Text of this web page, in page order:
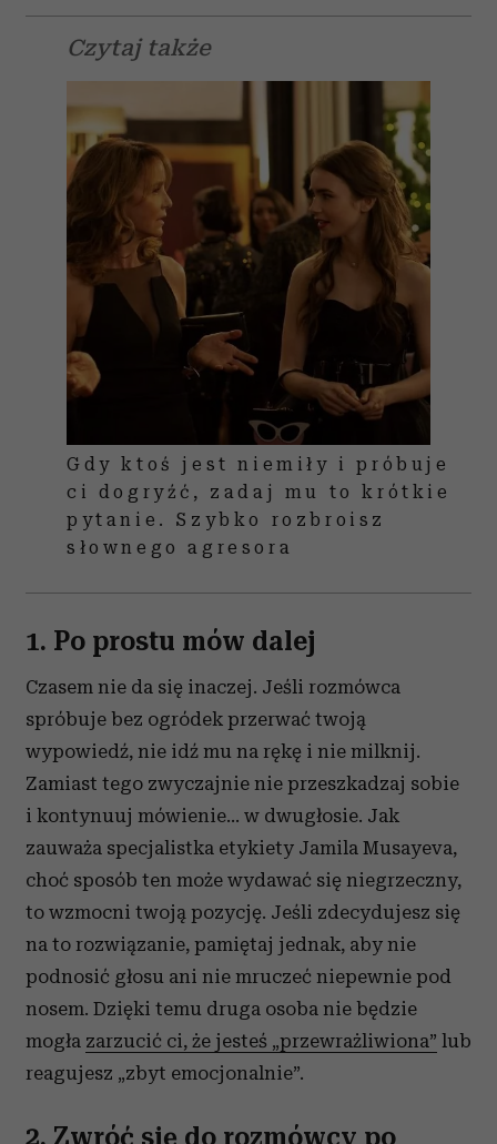
Czytaj także
Gdy ktoś jest niemiły i próbuje
ci dogryźć, zadaj mu to krótkie
pytanie. Szybko rozbroisz
słownego agresora
1. Po prostu mów dalej
Czasem nie da się inaczej. Jeśli rozmówca
spróbuje bez ogródek przerwać twoją
wypowiedź, nie idź mu na rękę i nie milknij.
Zamiast tego zwyczajnie nie przeszkadzaj sobie
i kontynuuj mówienie… w dwugłosie. Jak
zauważa specjalistka etykiety Jamila Musayeva,
choć sposób ten może wydawać się niegrzeczny,
to wzmocni twoją pozycję. Jeśli zdecydujesz się
na to rozwiązanie, pamiętaj jednak, aby nie
podnosić głosu ani nie mruczeć niepewnie pod
nosem. Dzięki temu druga osoba nie będzie
mogła zarzucić ci, że jesteś „przewrażliwiona” lub
reagujesz „zbyt emocjonalnie”.
2. Zwróć się do rozmówcy po